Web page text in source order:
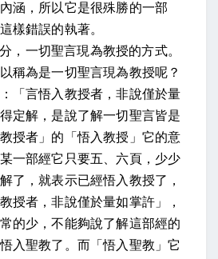
涵，所以它是很殊勝的一部
樣錯誤的執著。
，一切聖言現為教授的方式。
稱為是一切聖言現為教授呢？
「言悟入教授者，非說僅於量
定解，是說了解一切聖言皆是
教授者」的「悟入教授」它的意
一部經它只要五、六頁，少少
了，就表示已經悟入教授了，
授者，非說僅於量如掌許」，
的少，不能夠說了解這部經的
入聖教了。而「悟入聖教」它